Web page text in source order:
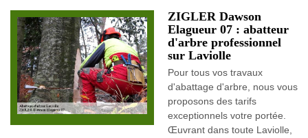
ZIGLER Dawson
Elagueur 07 : abatteur
d'arbre professionnel
sur Laviolle
Pour tous vos travaux
d'abattage d'arbre, nous vous
proposons des tarifs
exceptionnels votre portée.
Œuvrant dans toute Laviolle,